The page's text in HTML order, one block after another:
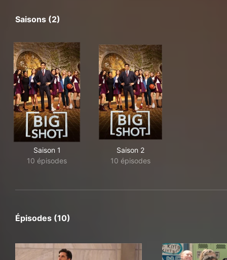
Saisons (2)
Saison 1
10 épisodes
Saison 2
10 épisodes
Épisodes (10)